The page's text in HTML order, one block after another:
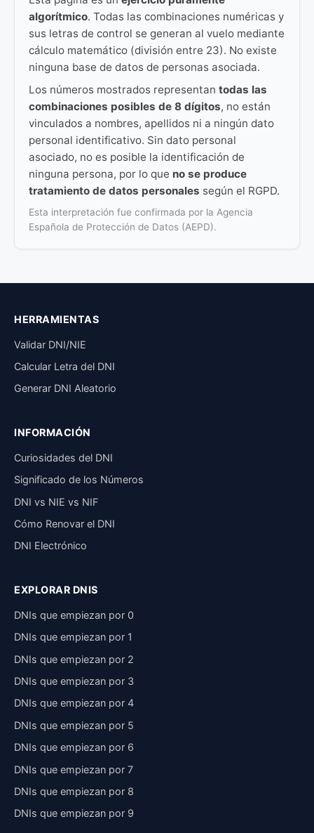
algorítmico. Todas las combinaciones numéricas y
sus letras de control se generan al vuelo mediante
cálculo matemático (división entre 23). No existe
ninguna base de datos de personas asociada.
Los números mostrados representan todas las
combinaciones posibles de 8 dígitos, no están
vinculados a nombres, apellidos ni a ningún dato
personal identificativo. Sin dato personal
asociado, no es posible la identificación de
ninguna persona, por lo que no se produce
tratamiento de datos personales según el RGPD.
Esta interpretación fue confirmada por la Agencia
Española de Protección de Datos (AEPD).
HERRAMIENTAS
Validar DNI/NIE
Calcular Letra del DNI
Generar DNI Aleatorio
INFORMACIÓN
Curiosidades del DNI
Significado de los Números
DNI vs NIE vs NIF
Cómo Renovar el DNI
DNI Electrónico
EXPLORAR DNIS
DNIs que empiezan por 0
DNIs que empiezan por 1
DNIs que empiezan por 2
DNIs que empiezan por 3
DNIs que empiezan por 4
DNIs que empiezan por 5
DNIs que empiezan por 6
DNIs que empiezan por 7
DNIs que empiezan por 8
DNIs que empiezan por 9